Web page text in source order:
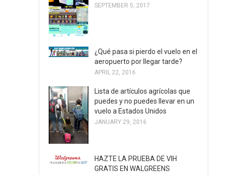
SEPTEMBER 5, 2017
¿Qué pasa si pierdo el vuelo en el
aeropuerto por llegar tarde?
APRIL 22, 2016
Lista de artículos agrícolas que
puedes y no puedes llevar en un
vuelo a Estados Unidos
JANUARY 29, 2016
HAZTE LA PRUEBA DE VIH
GRATIS EN WALGREENS